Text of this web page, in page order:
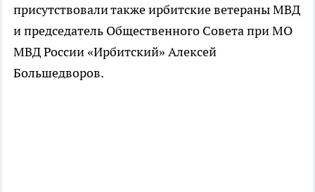
присутствовали также ирбитские ветераны МВД
и председатель Общественного Совета при МО
МВД России «Ирбитский» Алексей
Большедворов.